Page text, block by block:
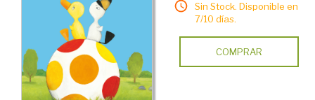
Sin Stock. Disponible en
7/10 días.
COMPRAR